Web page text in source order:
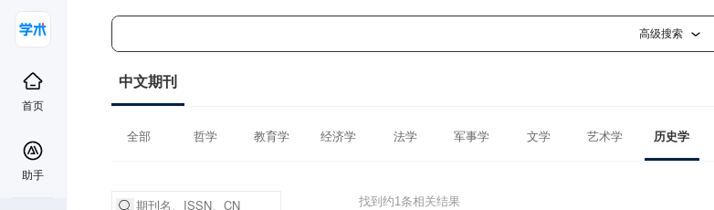
高级搜索
首页
助手
中文期刊
全部 哲学 教育学 经济学 法学 军事学 文学 艺术学 历史学
找到约1条相关结果